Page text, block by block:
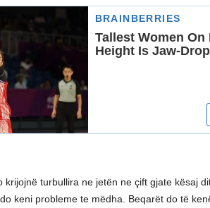
turbullira ne jetën ne çift gjate kësaj
keni probleme te mëdha. Beqarët do të